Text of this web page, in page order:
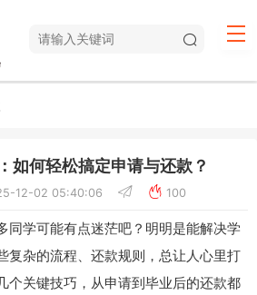
如何轻松搞定申请与还款？
12-02 05:40:06 100
同学可能有点迷茫吧？明明是能解决学
复杂的流程、还款规则，总让人心里打
个关键技巧，从申请到毕业后的还款都